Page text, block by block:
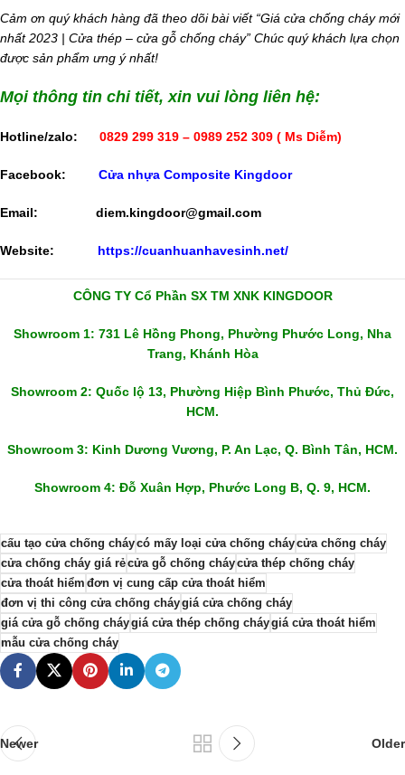
Cảm ơn quý khách hàng đã theo dõi bài viết “Giá cửa chống cháy mới
nhất 2023 | Cửa thép – cửa gỗ chống cháy” Chúc quý khách lựa chọn
được sản phẩm ưng ý nhất!
Mọi thông tin chi tiết, xin vui lòng liên hệ:
Hotline/zalo: 0829 299 319 – 0989 252 309 ( Ms Diễm)
Facebook: Cửa nhựa Composite Kingdoor
Email: diem.kingdoor@gmail.com
Website: https://cuanhuanhavesinh.net/
CÔNG TY Cổ Phần SX TM XNK KINGDOOR
Showroom 1: 731 Lê Hồng Phong, Phường Phước Long, Nha
Trang, Khánh Hòa
Showroom 2: Quốc lộ 13, Phường Hiệp Bình Phước, Thủ Đức,
HCM.
Showroom 3: Kinh Dương Vương, P. An Lạc, Q. Bình Tân, HCM.
Showroom 4: Đỗ Xuân Hợp, Phước Long B, Q. 9, HCM.
cấu tạo cửa chống cháycó mấy loại cửa chống cháycửa chống cháy
cửa chống cháy giá rẻcửa gỗ chống cháycửa thép chống cháy
cửa thoát hiểm đơn vị cung cấp cửa thoát hiểm
đơn vị thi công cửa chống cháygiá cửa chống cháy
giá cửa gỗ chống cháygiá cửa thép chống cháygiá cửa thoát hiểm
mẫu cửa chống cháy
Newer Older